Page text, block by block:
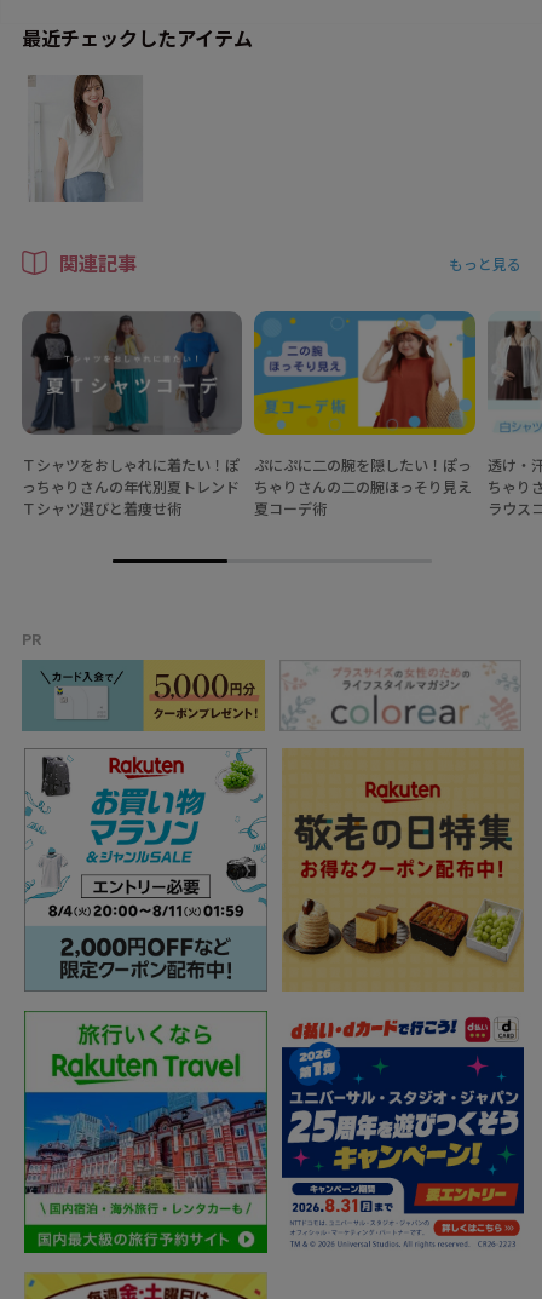
最近チェックしたアイテム
関連記事 もっと見る
Ｔシャツをおしゃれに着たい！ぽ
っちゃりさんの年代別夏トレンド
Ｔシャツ選びと着痩せ術
ぷにぷに二の腕を隠したい！ぽっ
ちゃりさんの二の腕ほっそり見え
夏コーデ術
透け・
ちゃり
ラウス
PR